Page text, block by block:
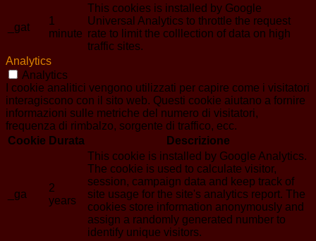
_gat
1
minute
This cookies is installed by Google
Universal Analytics to throttle the request
rate to limit the colllection of data on high
traffic sites.
Analytics
Analytics
I cookie analitici vengono utilizzati per capire come i visitatori
interagiscono con il sito web. Questi cookie aiutano a fornire
informazioni sulle metriche del numero di visitatori,
frequenza di rimbalzo, sorgente di traffico, ecc.
Cookie Durata Descrizione
_ga
2
years
This cookie is installed by Google Analytics.
The cookie is used to calculate visitor,
session, campaign data and keep track of
site usage for the site's analytics report. The
cookies store information anonymously and
assign a randomly generated number to
identify unique visitors.